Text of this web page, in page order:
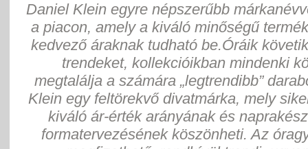
Daniel Klein egyre népszerűbb
a piacon, amely a kiváló minőségű
kedvező áraknak tudható be.Óráik
trendeket, kollekcióikban mindenki
megtalálja a számára „legtrendibb”
Klein egy feltörekvő divatmárka, mely
kiváló ár-érték arányának és
formatervezésének köszönheti. Az